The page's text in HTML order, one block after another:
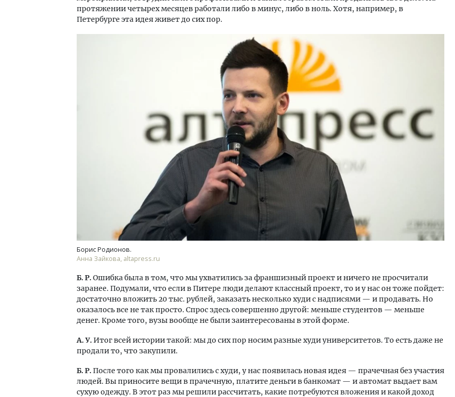
протяжении четырех месяцев работали либо в минус, либо в ноль. Хотя, например, в
Петербурге эта идея живет до сих пор.
Борис Родионов.
Анна Зайкова, altapress.ru
Б. Р.Ошибка была в том, что мы ухватились за франшизный проект и ничего не просчитали
заранее. Подумали, что если в Питере люди делают классный проект, то и у нас он тоже пойдет:
достаточно вложить 20 тыс. рублей, заказать несколько худи с надписями — и продавать. Но
оказалось все не так просто. Спрос здесь совершенно другой: меньше студентов — меньше
денег. Кроме того, вузы вообще не были заинтересованы в этой форме.
А. У.Итог всей истории такой: мы до сих пор носим разные худи университетов. То есть даже не
продали то, что закупили.
Б. Р.После того как мы провалились с худи, у нас появилась новая идея — прачечная без участия
людей. Вы приносите вещи в прачечную, платите деньги в банкомат — и автомат выдает вам
сухую одежду. В этот раз мы решили рассчитать, какие потребуются вложения и какой доход